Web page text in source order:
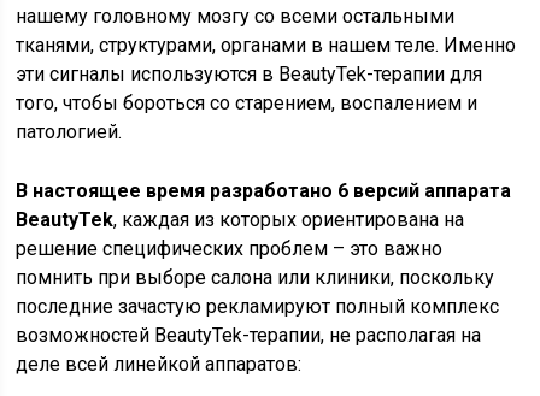
нашему головному мозгу со всеми остальными
тканями, структурами, органами в нашем теле. Именно
эти сигналы используются в BeautyTek-терапии для
того, чтобы бороться со старением, воспалением и
патологией.
В настоящее время разработано 6 версий аппарата
BeautyTek, каждая из которых ориентирована на
решение специфических проблем – это важно
помнить при выборе салона или клиники, поскольку
последние зачастую рекламируют полный комплекс
возможностей BeautyTek-терапии, не располагая на
деле всей линейкой аппаратов: